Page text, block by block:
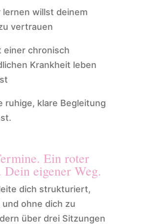
lernen willst deinem
vertrauen
einer chronisch
Krankheit leben
ruhige, klare Begleitung
Ein roter
Dein eigener Weg.
dich strukturiert,
ohne dich zu
über drei Sitzungen